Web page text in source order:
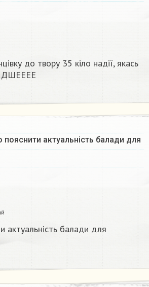
до твору 35 кіло надії, якась
актуальність балади для
актуальність балади для